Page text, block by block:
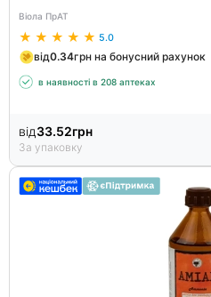
Віола ПрАТ
5.0
від0.34грн на бонусний рахунок
в наявності в 208 аптеках
від33.52грн
За упаковку